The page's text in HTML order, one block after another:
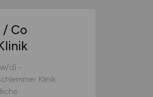
/ Co
d) -
Klinik